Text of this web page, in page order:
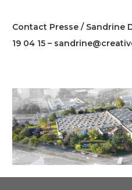
Contact Presse / Sandrine
19 04 15 –